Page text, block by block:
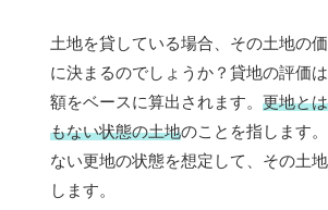
土地を貸している場合、その土地の
に決まるのでしょうか？貸地の評価
額をベースに算出されます。 更地と
もない状態の土地のことを指します
ない更地の状態を想定して、その土
します。